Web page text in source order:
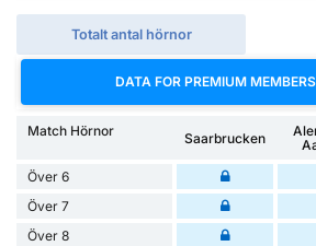
Totalt antal hörnor
DATA FOR PREMIUM
Match Hörnor Saarbrucken
Över 6
Över 7
Över 8